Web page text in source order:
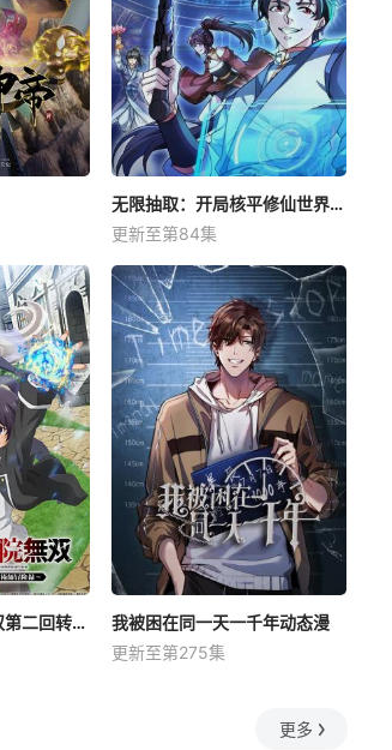
无限抽取：开局核平修仙世界动态漫
更新至第84集
落第贤者的学院无双第二回转生，S等级作弊魔术师冒险记
我被困在同一天一千年动态漫
更新至第275集
更多